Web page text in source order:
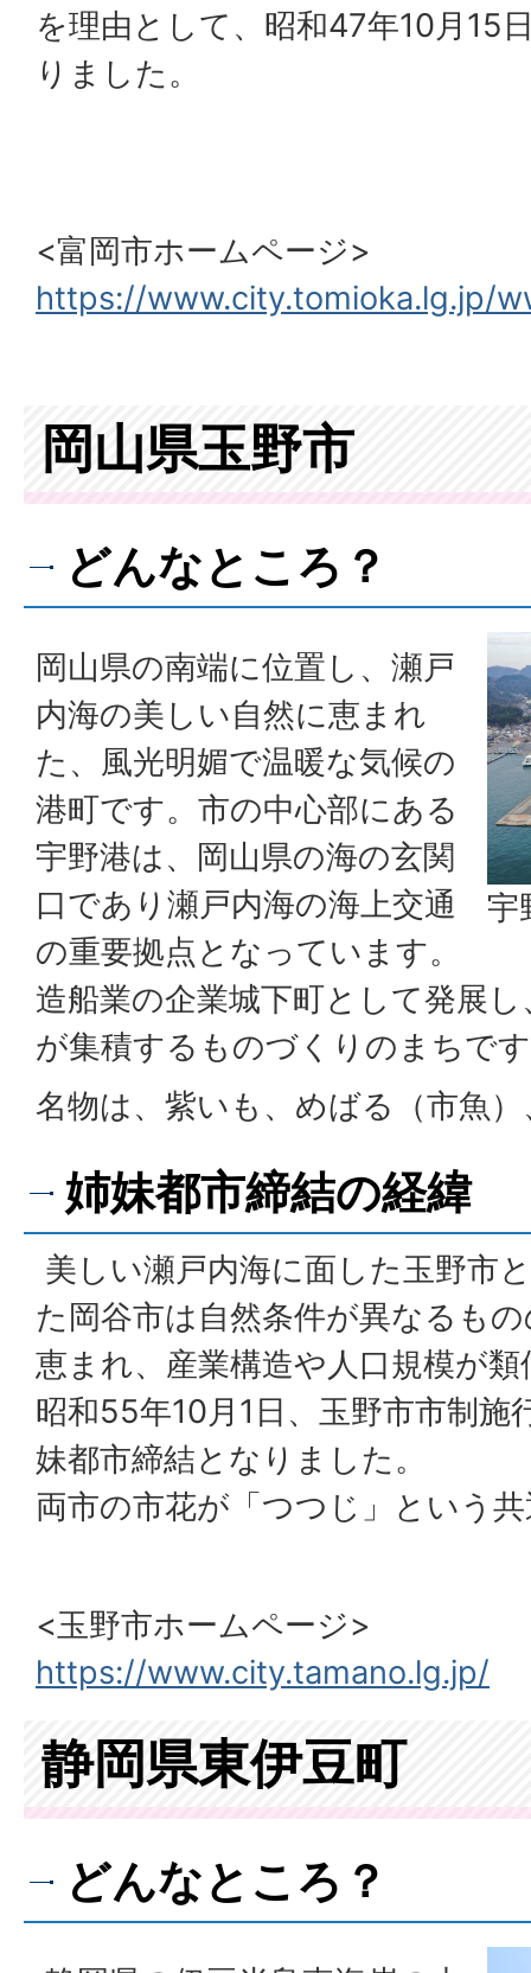
を理由として、昭和47年10月15
りました。
<富岡市ホームページ>
https://www.city.tomioka.lg.jp/
岡山県玉野市
どんなところ？
宇
岡山県の南端に位置し、瀬戸
内海の美しい自然に恵まれ
た、風光明媚で温暖な気候の
港町です。市の中心部にある
宇野港は、岡山県の海の玄関
口であり瀬戸内海の海上交通
の重要拠点となっています。
造船業の企業城下町として発展
が集積するものづくりのまちで
名物は、紫いも、めばる（市魚
姉妹都市締結の経緯
美しい瀬戸内海に面した玉野市
た岡谷市は自然条件が異なるも
恵まれ、産業構造や人口規模が
昭和55年10月1日、玉野市市制施
妹都市締結となりました。
両市の市花が「つつじ」という
<玉野市ホームページ>
https://www.city.tamano.lg.jp/
静岡県東伊豆町
どんなところ？